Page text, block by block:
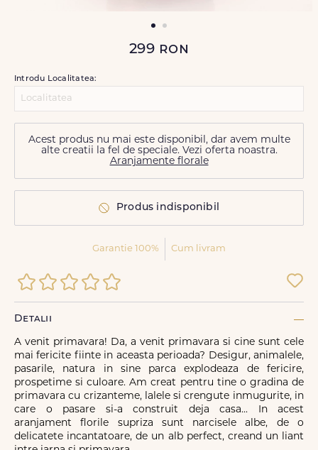
299 ron
Introdu Localitatea:
Acest produs nu mai este disponibil, dar avem multe
alte creatii la fel de speciale. Vezi oferta noastra.
Aranjamente florale
Produs indisponibil
Garantie 100% Cum livram
Detalii
A venit primavara! Da, a venit primavara si cine sunt cele
mai fericite fiinte in aceasta perioada? Desigur, animalele,
pasarile, natura in sine parca explodeaza de fericire,
prospetime si culoare. Am creat pentru tine o gradina de
primavara cu crizanteme, lalele si crengute inmugurite, in
care o pasare si-a construit deja casa... In acest
aranjament florile supriza sunt narcisele albe, de o
delicatete incantatoare, de un alb perfect, creand un liant